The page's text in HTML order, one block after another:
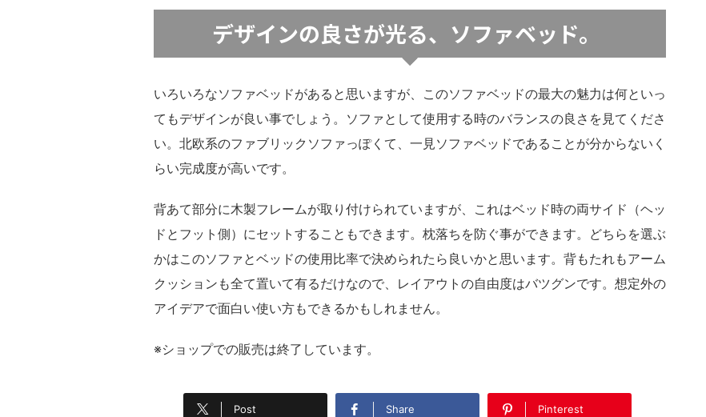
デザインの良さが光る、ソファベッド。
いろいろなソファベッドがあると思いますが、このソファベッドの最大の魅力は何といっ
てもデザインが良い事でしょう。ソファとして使用する時のバランスの良さを見てくださ
い。北欧系のファブリックソファっぽくて、一見ソファベッドであることが分からないく
らい完成度が高いです。
背あて部分に木製フレームが取り付けられていますが、これはベッド時の両サイド（ヘッ
ドとフット側）にセットすることもできます。枕落ちを防ぐ事ができます。どちらを選ぶ
かはこのソファとベッドの使用比率で決められたら良いかと思います。背もたれもアーム
クッションも全て置いて有るだけなので、レイアウトの自由度はバツグンです。想定外の
アイデアで面白い使い方もできるかもしれません。
※ショップでの販売は終了しています。
Post Share Pinterest